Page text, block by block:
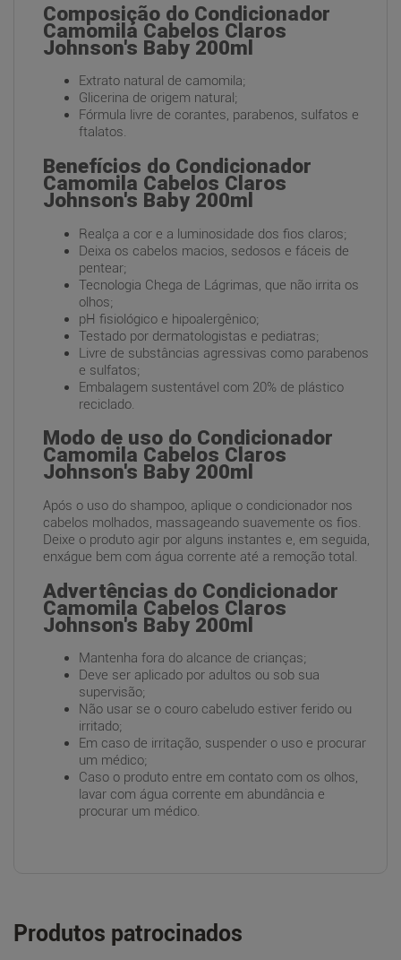
Composição do Condicionador
Camomila Cabelos Claros
Johnson's Baby 200ml
Extrato natural de camomila;
Glicerina de origem natural;
Fórmula livre de corantes, parabenos, sulfatos e
ftalatos.
Benefícios do Condicionador
Camomila Cabelos Claros
Johnson's Baby 200ml
Realça a cor e a luminosidade dos fios claros;
Deixa os cabelos macios, sedosos e fáceis de
pentear;
Tecnologia Chega de Lágrimas, que não irrita os
olhos;
pH fisiológico e hipoalergênico;
Testado por dermatologistas e pediatras;
Livre de substâncias agressivas como parabenos
e sulfatos;
Embalagem sustentável com 20% de plástico
reciclado.
Modo de uso do Condicionador
Camomila Cabelos Claros
Johnson's Baby 200ml
Após o uso do shampoo, aplique o condicionador nos
cabelos molhados, massageando suavemente os fios.
Deixe o produto agir por alguns instantes e, em seguida,
enxágue bem com água corrente até a remoção total.
Advertências do Condicionador
Camomila Cabelos Claros
Johnson's Baby 200ml
Mantenha fora do alcance de crianças;
Deve ser aplicado por adultos ou sob sua
supervisão;
Não usar se o couro cabeludo estiver ferido ou
irritado;
Em caso de irritação, suspender o uso e procurar
um médico;
Caso o produto entre em contato com os olhos,
lavar com água corrente em abundância e
procurar um médico.
Produtos patrocinados